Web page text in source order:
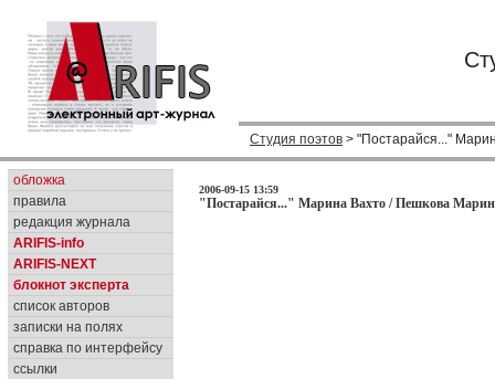
Студия поэтов > "Постарайся..."
обложка
правила
редакция журнала
ARIFIS-info
ARIFIS-NEXT
блокнот эксперта
список авторов
записки на полях
справка по интерфейсу
ссылки
2006-09-15 13:59
"Постарайся..." Марина Вахто / Пешкова